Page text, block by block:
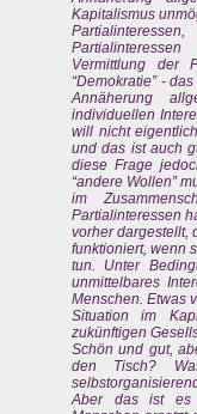
Kapitalismus
Vermittlung der
“Demokratie” -
Annäherung
individuellen
will nicht
und das ist auch
diese Frage
“andere Wollen”
im
Partialinteressen
vorher dargestellt,
funktioniert, wenn
tun. Unter
unmittelbares
Menschen. Etwas
Situation im
zukünftigen
Schön und gut,
den Tisch?
Aber das ist es